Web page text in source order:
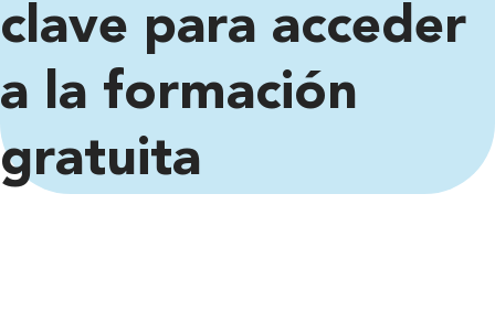
clave para acceder
a la formación
gratuita